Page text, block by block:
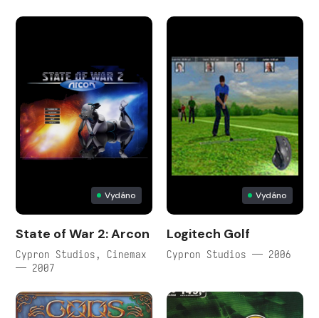
Vydáno
State of War 2: Arcon
Cypron Studios, Cinemax
— 2007
Vydáno
Logitech Golf
Cypron Studios — 2006